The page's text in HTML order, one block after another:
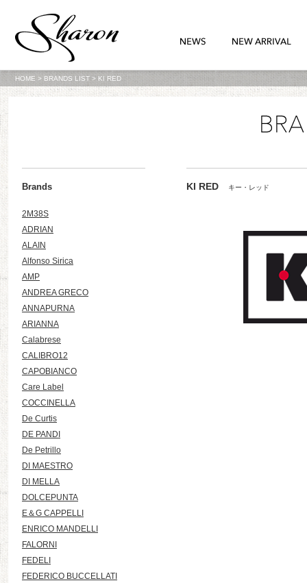
HOME > BRANDS LIST > KI RED
KI RED キー・レッド
Brands
2M38S
ADRIAN
ALAIN
Alfonso Sirica
AMP
ANDREA GRECO
ANNAPURNA
ARIANNA
Calabrese
CALIBRO12
CAPOBIANCO
Care Label
COCCINELLA
De Curtis
DE PANDI
De Petrillo
DI MAESTRO
DI MELLA
DOLCEPUNTA
E＆G CAPPELLI
ENRICO MANDELLI
FALORNI
FEDELI
FEDERICO BUCCELLATI